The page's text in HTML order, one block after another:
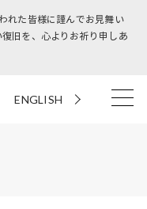
れた皆様に謹んでお見舞い
旧を、心よりお祈り申しあ
ENGLISH